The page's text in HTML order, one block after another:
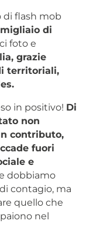
flash mob
di
foto e
grazie
territoriali,
in positivo! Di
non
contributo,
fuori
e
dobbiamo
contagio, ma
quello che
nel